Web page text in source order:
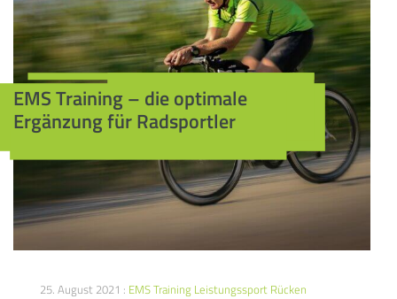
EMS Training – die optimale
Ergänzung für Radsportler
25. August 2021 : EMS Training Leistungssport Rücken